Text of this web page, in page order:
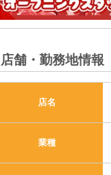
店舗・勤務地情報
店名
業種